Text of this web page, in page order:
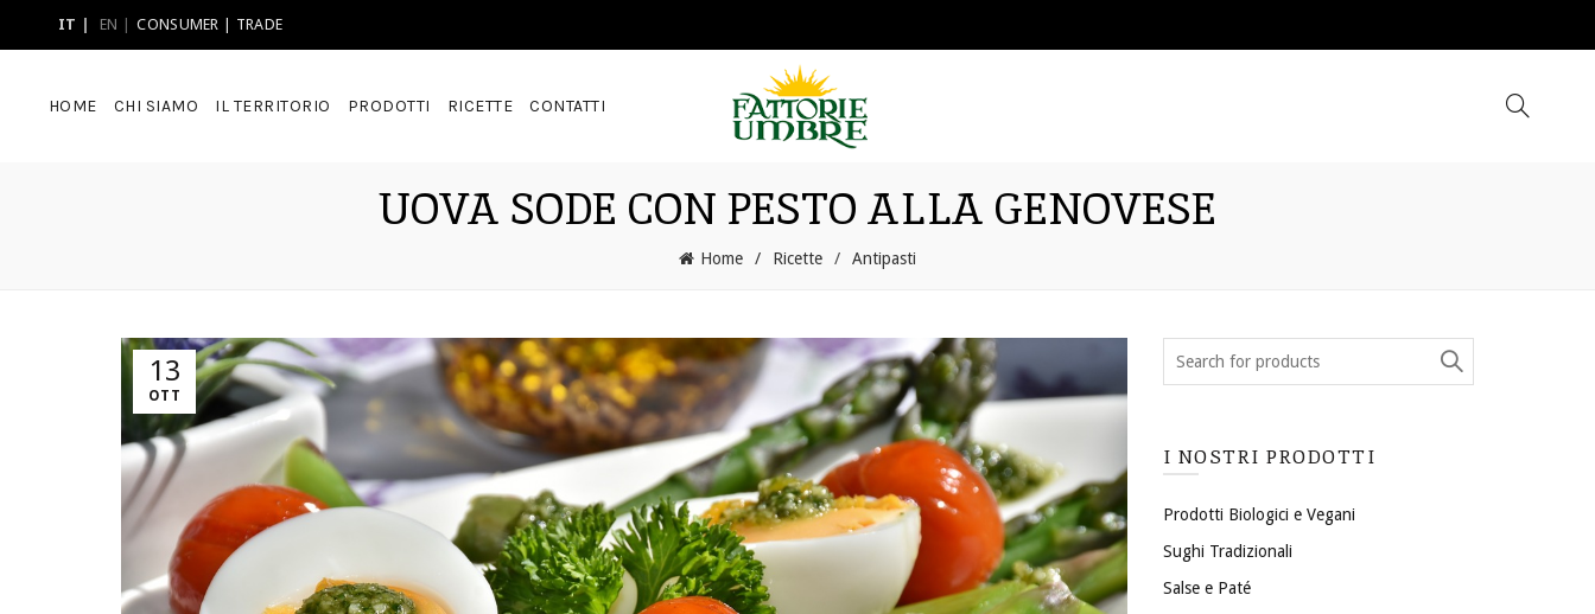
IT EN CONSUMER TRADE
HOME CHI SIAMO IL TERRITORIO PRODOTTI RICETTE CONTATTI
UOVA SODE CON PESTO ALLA GENOVESE
Home Ricette Antipasti
13
OTT
I NOSTRI PRODOTTI
Prodotti Biologici e Vegani
Sughi Tradizionali
Salse e Paté